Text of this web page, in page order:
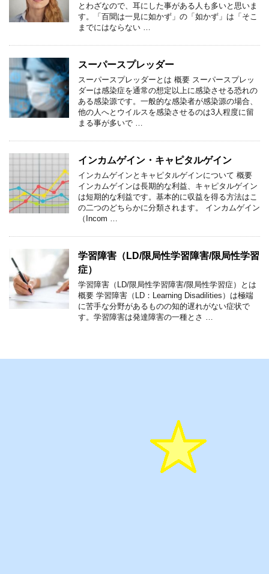
とわざなので、耳にした事がある人も多いと思いま
す。「百聞は一見に如かず」の「如かず」は「そこ
までにはならない …
スーパースプレッダー
スーパースプレッダーとは 概要 スーパースプレッ
ダーは感染症を通常の想定以上に感染させる恐れの
ある感染源です。一般的な感染者が感染源の場合、
他の人へとウイルスを感染させるのは3人程度に留
まる事が多いで …
インカムゲイン・キャピタルゲイン
インカムゲインとキャピタルゲインについて 概要
インカムゲインは長期的な利益、キャピタルゲイン
は短期的な利益です。基本的に収益を得る方法はこ
の二つのどちらかに分類されます。 インカムゲイン
（Incom …
学習障害（LD/限局性学習障害/限局性学習
症）
学習障害（LD/限局性学習障害/限局性学習症）とは
概要 学習障害（LD：Learning Disadilities）は極端
に苦手な分野があるものの知的遅れがない症状で
す。学習障害は発達障害の一種とさ …